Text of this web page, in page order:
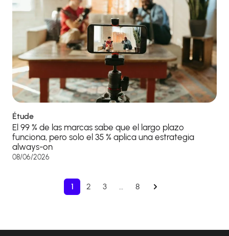
Étude
El 99 % de las marcas sabe que el largo plazo
funciona, pero solo el 35 % aplica una estrategia
always-on
08/06/2026
1 2 3 … 8